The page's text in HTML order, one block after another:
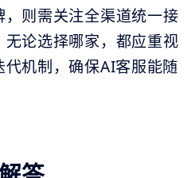
则需关注全渠道统一接
论选择哪家，都应重视
机制，确保AI客服能随